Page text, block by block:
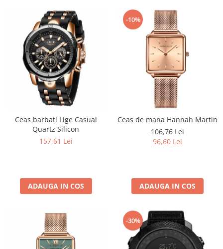
Ceas barbati Lige Casual
Quartz Silicon
157,61 Lei
ADAUGA IN COS
-10%
Ceas de mana Hannah Martin
106,76 Lei
96,60 Lei
ADAUGA IN COS
-30%